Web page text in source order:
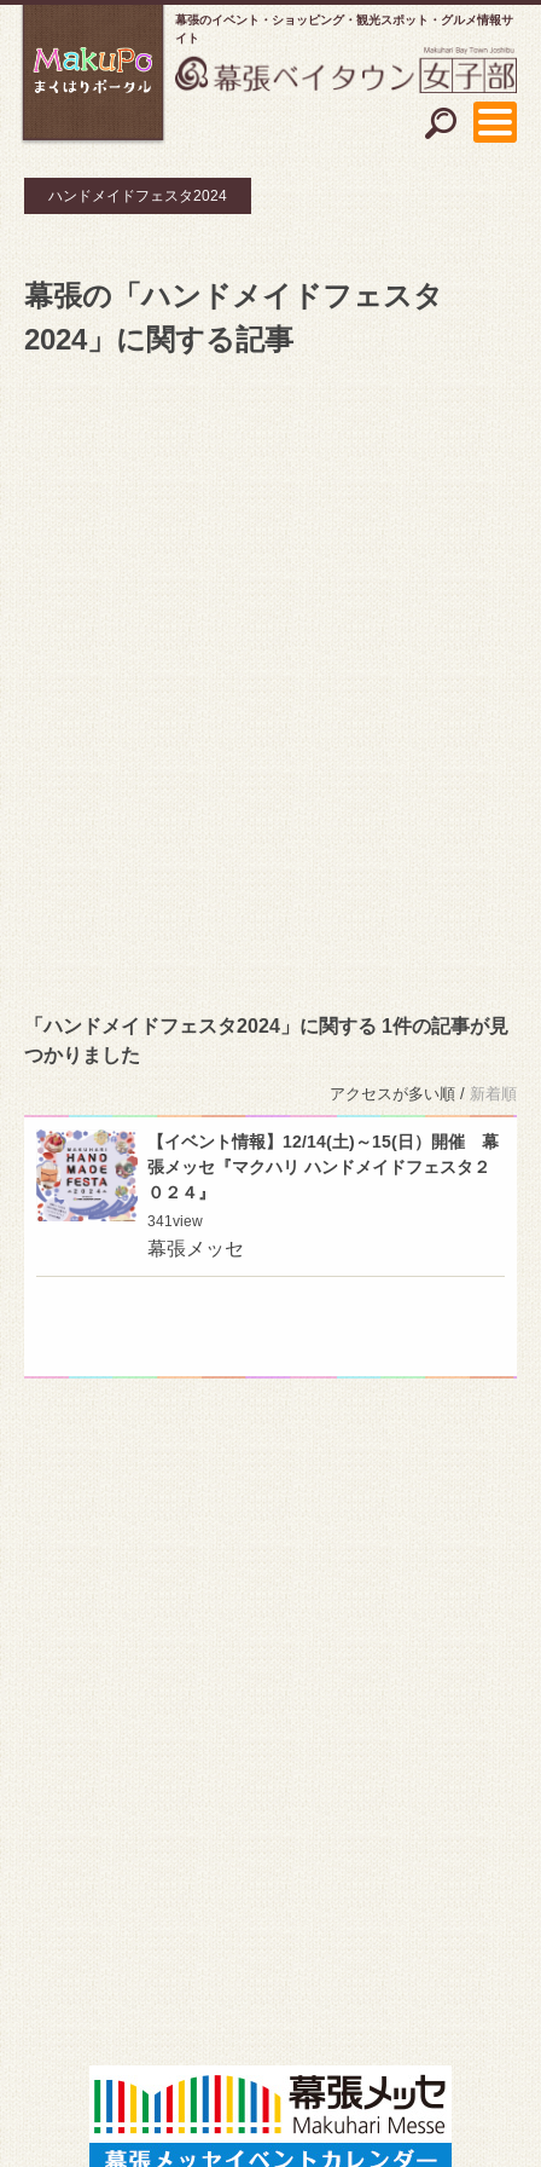
幕張のイベント・ショッピング
観光スポット・グルメ情報サ
イト
ハンドメイドフェスタ2024
幕張の「ハンドメイドフェスタ
2024」に関する記事
「ハンドメイドフェスタ2024」に関する 1件の記事が見
つかりました
アクセスが多い順 / 新着順
【イベント情報】12/14(土)～15(日）開催 幕
張メッセ『マクハリ ハンドメイドフェスタ２
０２４』
341 view
幕張メッセ